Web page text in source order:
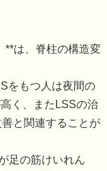
**は、脊柱の構造変
をもつ人は夜間の
く、またLSSの治
と関連することが
足の筋けいれん